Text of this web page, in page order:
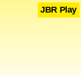
JBR Play